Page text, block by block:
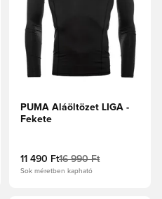
PUMA Aláöltözet LIGA -
Fekete
11 490 Ft16 990 Ft
Sok méretben kapható